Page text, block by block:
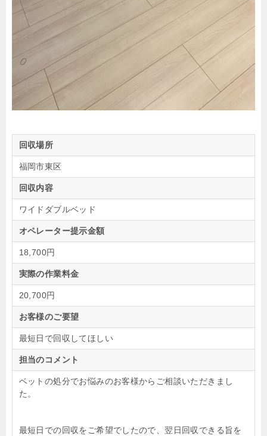
回収場所
福岡市東区
回収内容
ワイドダブルベッド
オペレーター提示金額
18,700円
実際の作業料金
20,700円
お客様のご要望
最短日で回収してほしい
担当のコメント
ベットの処分でお悩みのお客様からご相談いただきまし
た。
最短日での回収をご希望でしたので、翌日回収できる旨を